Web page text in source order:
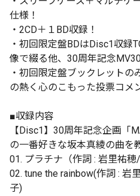
仕様！
・2CD＋１BD収録！
・初回限定盤BDはDisc1収録
像で綴る他、30周年記念
・初回限定盤ブックレットの
の熱く心のこもった投票コメ
■収録内容
【Disc1】30周年記念企画「
の一番好きな坂本真綾の曲を
01. プラチナ（作詞 : 岩里祐
02. tune the rainbow(作詞 : 岩
子)